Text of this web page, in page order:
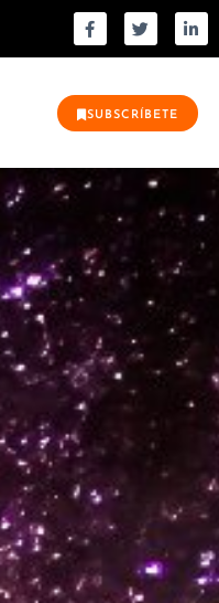
SUBSCRÍBETE